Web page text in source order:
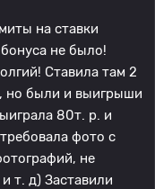
на ставки
не было!
Ставила там 2
но были и выигрыши
80т. р. и
фото с
не
т. д) Заставили